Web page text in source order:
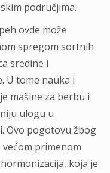
područjima.
ovde može
spregom sortnih
sredine i
U tome nauka i
mašine za berbu i
ulogu u
Ovo pogotovu žbog
primenom
koja je